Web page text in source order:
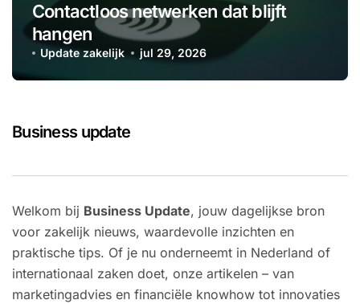
Contactloos netwerken dat blijft
hangen
Update zakelijk jul 29, 2026
Business update
Welkom bij Business Update, jouw dagelijkse bron
voor zakelijk nieuws, waardevolle inzichten en
praktische tips. Of je nu onderneemt in Nederland of
internationaal zaken doet, onze artikelen – van
marketingadvies en financiële knowhow tot innovaties